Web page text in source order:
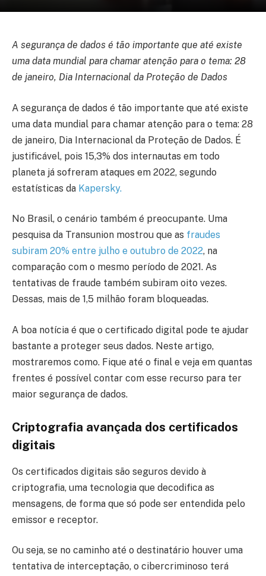
A segurança de dados é tão importante que até existe
uma data mundial para chamar atenção para o tema: 28
de janeiro, Dia Internacional da Proteção de Dados
A segurança de dados é tão importante que até existe
uma data mundial para chamar atenção para o tema: 28
de janeiro, Dia Internacional da Proteção de Dados. É
justificável, pois 15,3% dos internautas em todo
planeta já sofreram ataques em 2022, segundo
estatísticas da Kapersky.
No Brasil, o cenário também é preocupante. Uma
pesquisa da Transunion mostrou que as fraudes
subiram 20% entre julho e outubro de 2022, na
comparação com o mesmo período de 2021. As
tentativas de fraude também subiram oito vezes.
Dessas, mais de 1,5 milhão foram bloqueadas.
A boa notícia é que o certificado digital pode te ajudar
bastante a proteger seus dados. Neste artigo,
mostraremos como. Fique até o final e veja em quantas
frentes é possível contar com esse recurso para ter
maior segurança de dados.
Criptografia avançada dos certificados
digitais
Os certificados digitais são seguros devido à
criptografia, uma tecnologia que decodifica as
mensagens, de forma que só pode ser entendida pelo
emissor e receptor.
Ou seja, se no caminho até o destinatário houver uma
tentativa de interceptação, o cibercriminoso terá